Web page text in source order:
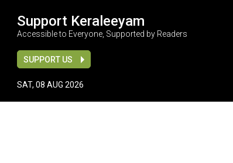
Support Keraleeyam
Accessible to Everyone, Supported by Readers
SUPPORT US
SAT, 08 AUG 2026